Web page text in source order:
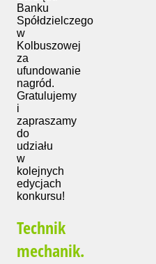
Banku
Spółdzielczego
w
Kolbuszowej
za
ufundowanie
nagród.
Gratulujemy
i
zapraszamy
do
udziału
w
kolejnych
edycjach
konkursu!
Technik
mechanik.